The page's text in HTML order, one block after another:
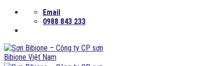
Skip
content
Email
0988 843 233